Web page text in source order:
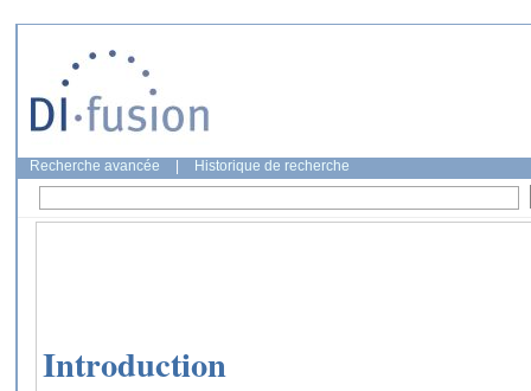
Recherche avancée Historique de recherche
Introduction